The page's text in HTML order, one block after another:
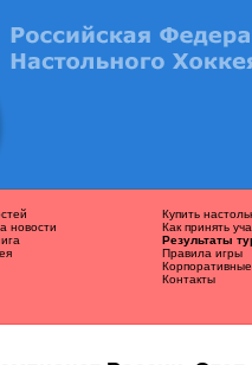
новости
Купить
Как принять
Результаты
Правила игры
Контакты